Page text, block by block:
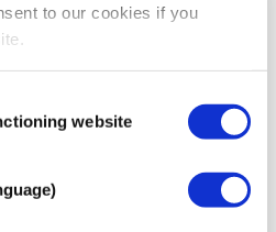
to our cookies if you
website